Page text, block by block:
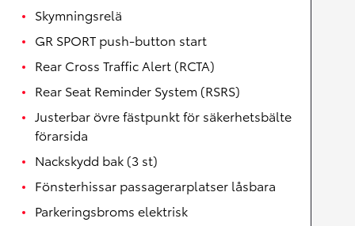
Skymningsrelä
GR SPORT push-button start
Rear Cross Traffic Alert (RCTA)
Rear Seat Reminder System (RSRS)
Justerbar övre fästpunkt för säkerhetsbälte
förarsida
Nackskydd bak (3 st)
Fönsterhissar passagerarplatser låsbara
Parkeringsbroms elektrisk